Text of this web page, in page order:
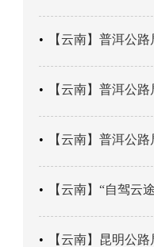
【云南】普洱公路
【云南】普洱公路局澜沧公路
【云南】普洱公路局景
【云南】“自驾云途”第五
【云南】昆明公路局以